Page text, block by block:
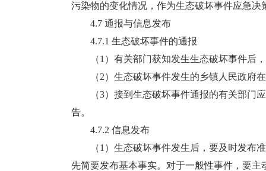
污染物的变化情况，作为生态破坏事件应急决
4.7 通报与信息发布
4.7.1 生态破坏事件的通报
（1）有关部门获知发生生态破坏事件后，
（2）生态破坏事件发生的乡镇人民政府在
（3）接到生态破坏事件通报的有关部门应
告。
4.7.2 信息发布
（1）生态破坏事件发生后，要及时发布准
先简要发布基本事实。对于一般性事件，要